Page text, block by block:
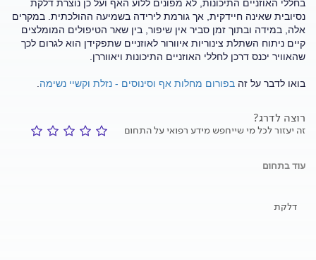
בחללי האוזניים התיכונות, לא מפונים ללוע האף ועל כן נוצרת דלקת
נסיובית שאינה חיידקית, אך גורמת לירידה בשמיעה ההולכתית. במקרים
אלה, במידה ובתוך זמן סביר אין שיפור, בין שאר הטיפולים המומלצים
קיים ניתוח השתלת צינוריות איוורור לאוזניים שתפקידן הוא לגרום לכך
שהאוויר יכנס דרכן לחללי האוזניים התיכונות ויאווררן.
בואו לדבר על זה בפורום מחלות אף וסינוסים - נזלת וקשיי נשימה.
רוצה לדרג?
זה יעזור לכל מי שייחפש מידע רפואי על התחום
עוד בתחום
דלקת